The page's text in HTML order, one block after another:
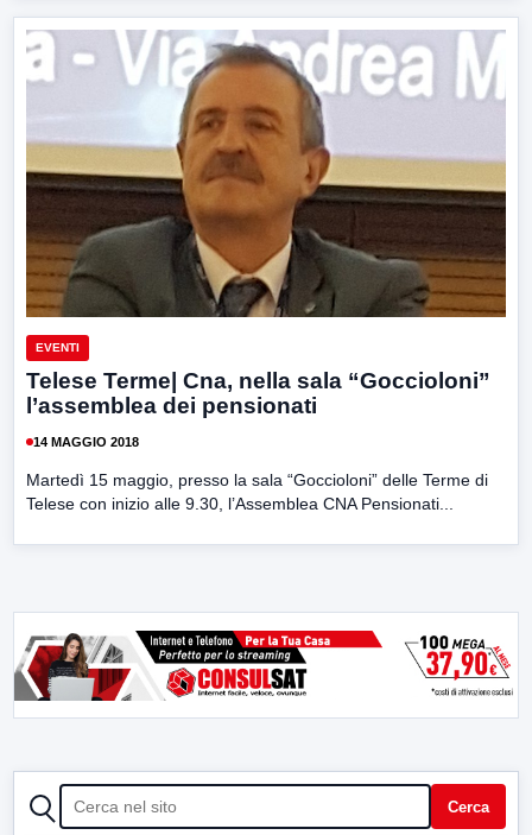
EVENTI
Telese Terme| Cna, nella sala “Goccioloni”
l’assemblea dei pensionati
14 MAGGIO 2018
Martedì 15 maggio, presso la sala “Goccioloni” delle Terme di
Telese con inizio alle 9.30, l’Assemblea CNA Pensionati...
CERCA Cerca